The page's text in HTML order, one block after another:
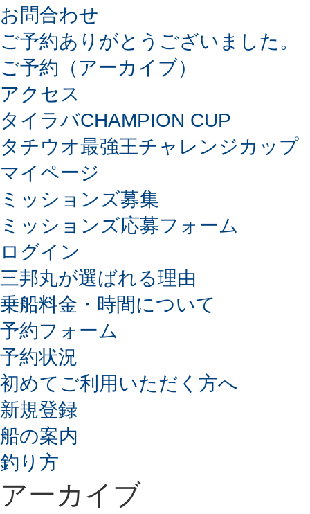
お問合わせ
ご予約ありがとうございました。
ご予約（アーカイブ）
アクセス
タイラバCHAMPION CUP
タチウオ最強王チャレンジカップ
マイページ
ミッションズ募集
ミッションズ応募フォーム
ログイン
三邦丸が選ばれる理由
乗船料金・時間について
予約フォーム
予約状況
初めてご利用いただく方へ
新規登録
船の案内
釣り方
アーカイブ